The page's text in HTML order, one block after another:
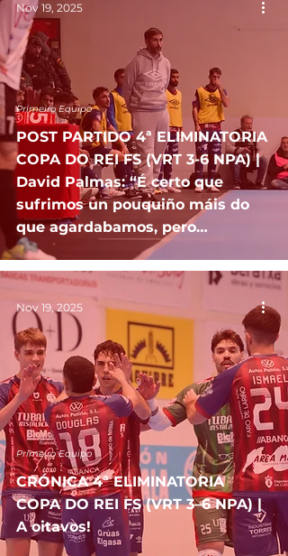
POST PARTIDO 4ª ELIMINATORIA
COPA DO REI FS (VRT 3-6 NPA) |
David Palmas: “É certo que
sufrimos un pouquiño máis do
que agardabamos, pero
obxectivo cumprido”
Primeiro Equipo
Nov 19, 2025
CRÓNICA 4ª ELIMINATORIA
COPA DO REI FS (VRT 3–6 NPA) |
A oitavos!
Primeiro Equipo
Nov 19, 2025